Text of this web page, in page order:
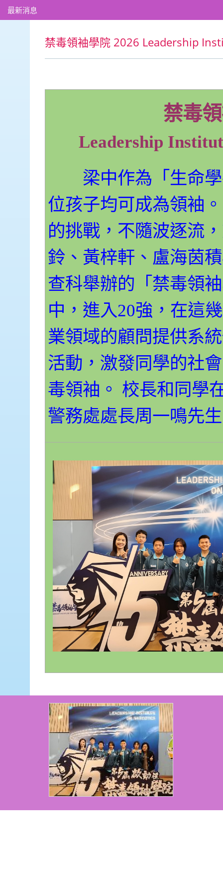
最新消息
禁毒領袖學院 2026 Leadership
禁毒
Leadership
梁中作為「生命學
位孩子均可成為領袖
的挑戰，不隨波逐流
鈴、黃梓軒、盧海茵
查科舉辦的「禁毒領
中，進入20強，在這
業領域的顧問提供系
活動，激發同學的社
毒領袖。 校長和同學
警務處處長周一鳴先